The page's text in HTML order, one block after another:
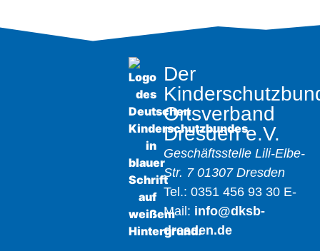
Der
Ortsverband
Dresden e.V.
Geschäftsstelle Lili-Elbe-
Str. 7 01307 Dresden
Tel.: 0351 456 93 30 E-
Mail: info@dksb-
dresden.de